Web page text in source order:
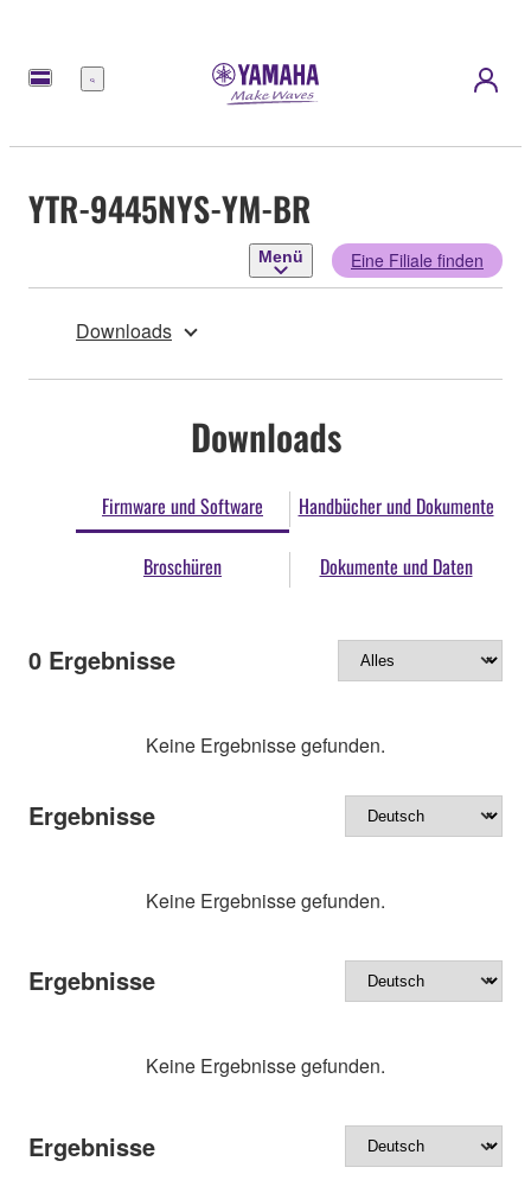
Menü
YTR-9445NYS-YM-BR
Menü Eine Filiale finden
Downloads
Downloads
Firmware und Software Handbücher und Dokumente
Broschüren Dokumente und Daten
0 Ergebnisse
Keine Ergebnisse gefunden.
Ergebnisse
Keine Ergebnisse gefunden.
Ergebnisse
Keine Ergebnisse gefunden.
Ergebnisse